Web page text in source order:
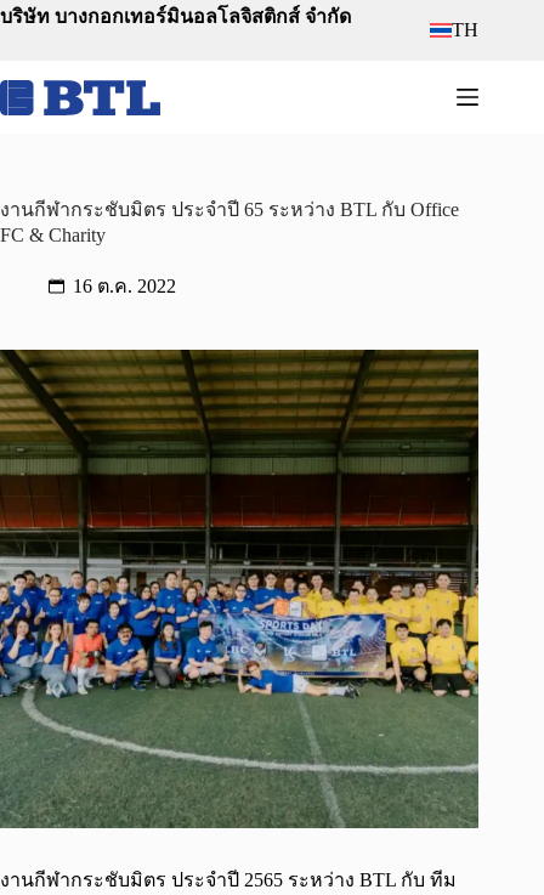
Skip
บริษัท บางกอกเทอร์มินอลโลจิสติกส์ จำกัด
TH
งานกีฬากระชับมิตร ประจำปี 65 ระหว่าง BTL กับ Office
FC & Charity
16 ต.ค. 2022
งานกีฬากระชับมิตร ประจำปี 2565 ระหว่าง BTL กับ ทีม